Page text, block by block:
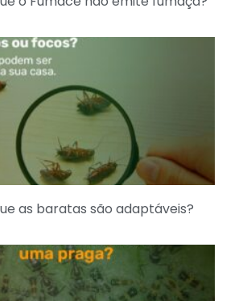
as baratas são adaptáveis?